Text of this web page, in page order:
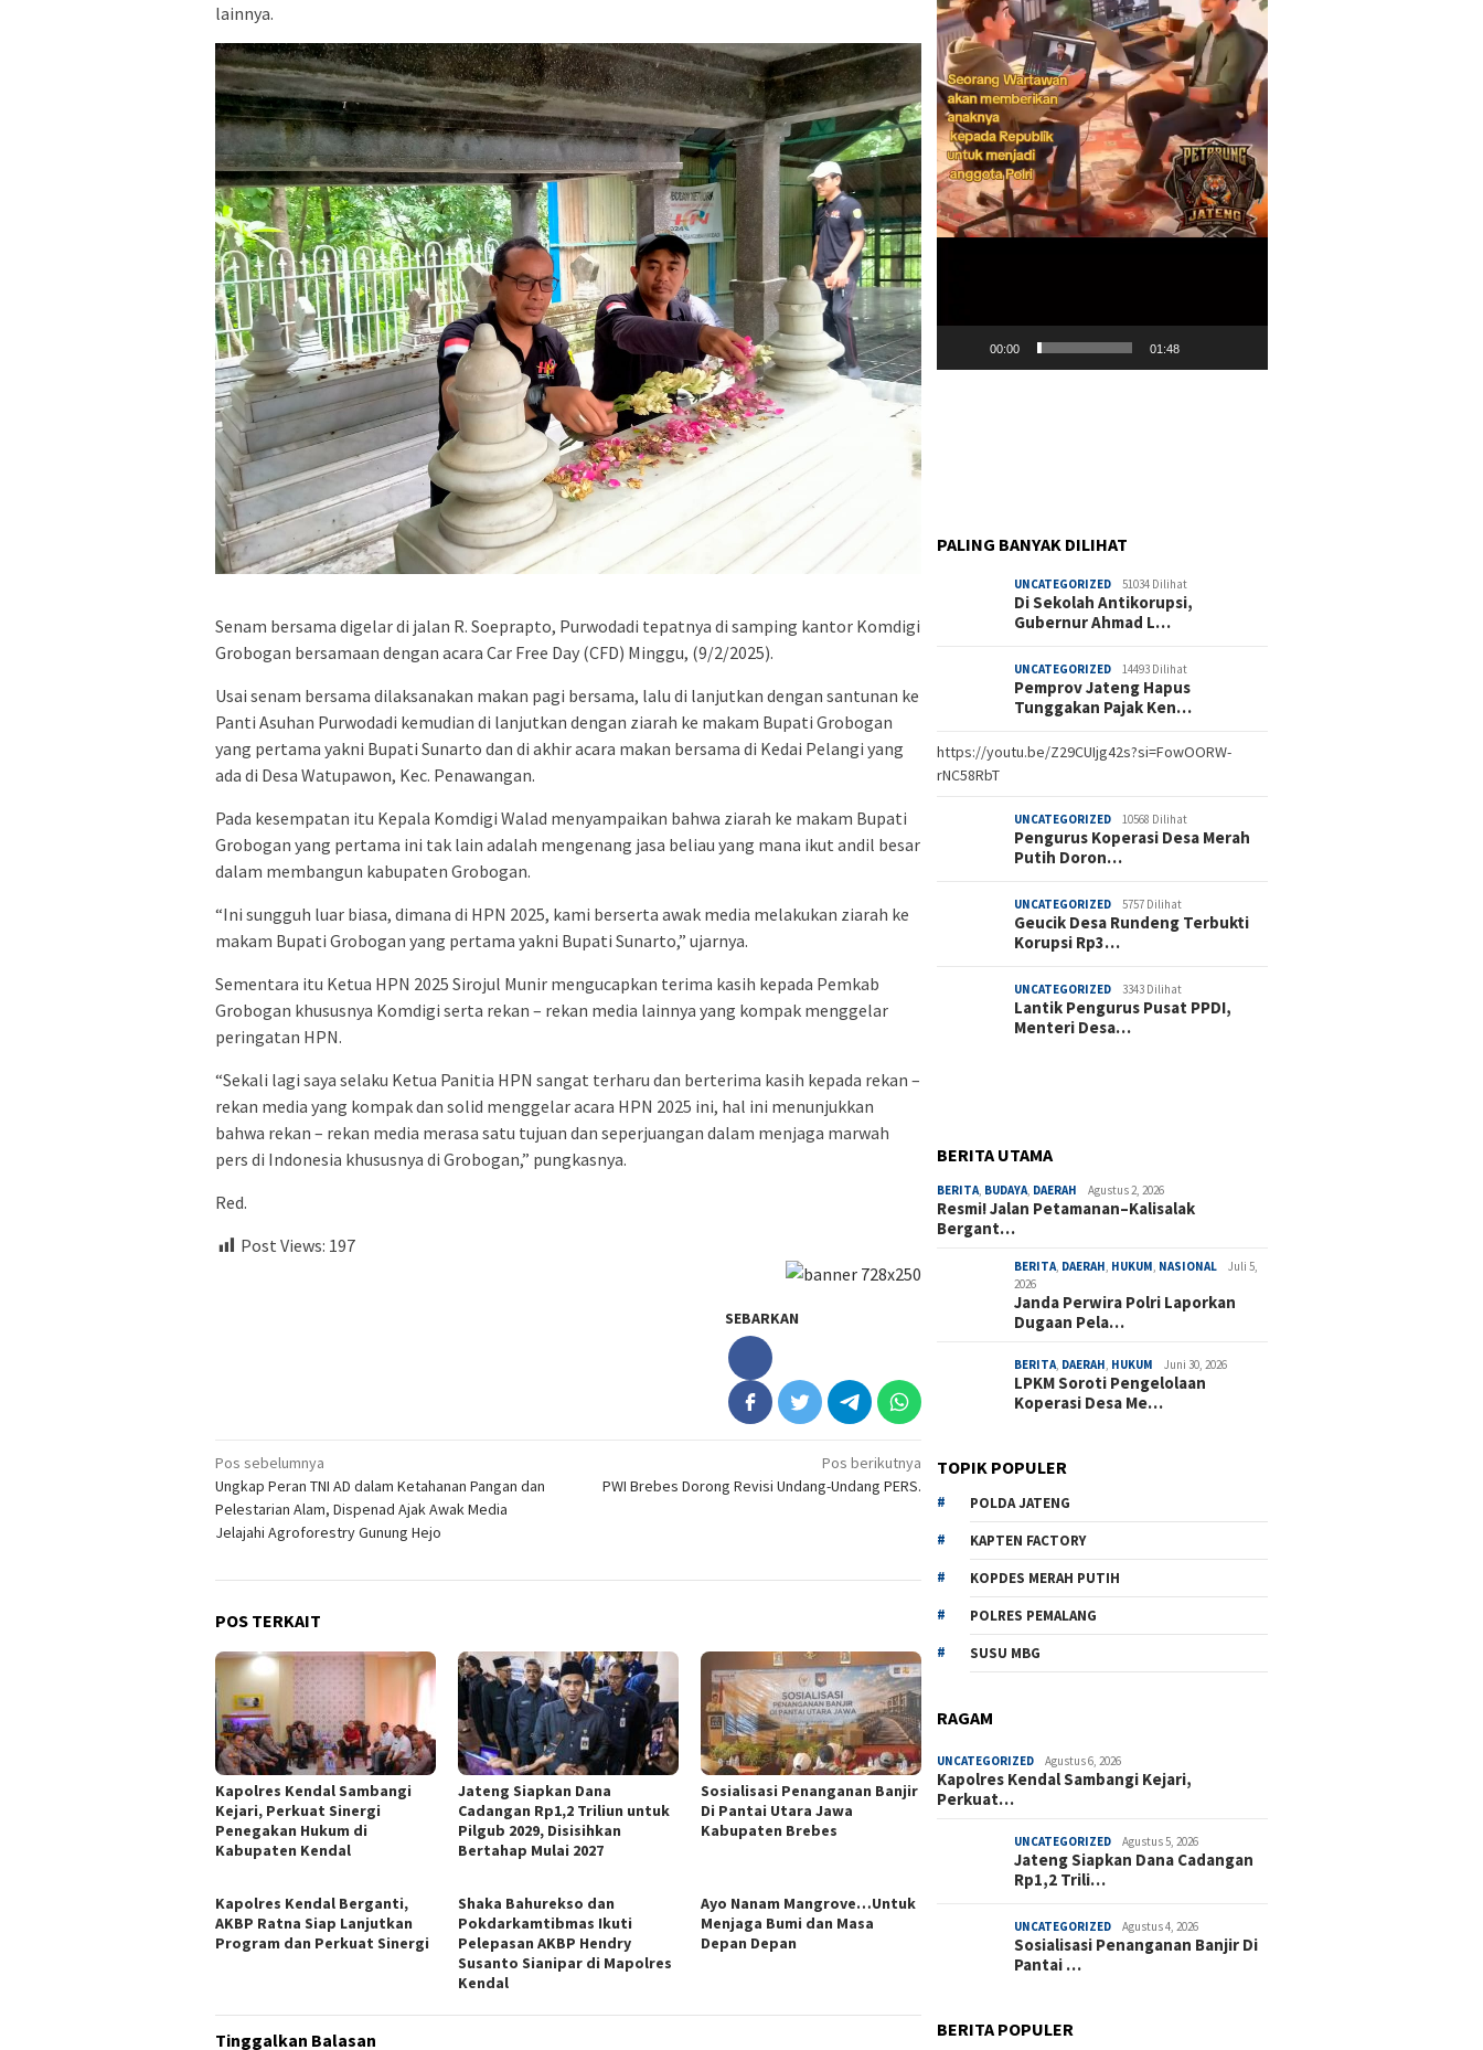
lainnya.
Senam bersama digelar di jalan R. Soeprapto, Purwodadi tepatnya di samping kantor Komdigi
Grobogan bersamaan dengan acara Car Free Day (CFD) Minggu, (9/2/2025).
Usai senam bersama dilaksanakan makan pagi bersama, lalu di lanjutkan dengan santunan ke
Panti Asuhan Purwodadi kemudian di lanjutkan dengan ziarah ke makam Bupati Grobogan
yang pertama yakni Bupati Sunarto dan di akhir acara makan bersama di Kedai Pelangi yang
ada di Desa Watupawon, Kec. Penawangan.
Pada kesempatan itu Kepala Komdigi Walad menyampaikan bahwa ziarah ke makam Bupati
Grobogan yang pertama ini tak lain adalah mengenang jasa beliau yang mana ikut andil besar
dalam membangun kabupaten Grobogan.
“Ini sungguh luar biasa, dimana di HPN 2025, kami berserta awak media melakukan ziarah ke
makam Bupati Grobogan yang pertama yakni Bupati Sunarto,” ujarnya.
Sementara itu Ketua HPN 2025 Sirojul Munir mengucapkan terima kasih kepada Pemkab
Grobogan khususnya Komdigi serta rekan – rekan media lainnya yang kompak menggelar
peringatan HPN.
“Sekali lagi saya selaku Ketua Panitia HPN sangat terharu dan berterima kasih kepada rekan –
rekan media yang kompak dan solid menggelar acara HPN 2025 ini, hal ini menunjukkan
bahwa rekan – rekan media merasa satu tujuan dan seperjuangan dalam menjaga marwah
pers di Indonesia khususnya di Grobogan,” pungkasnya.
Red.
Post Views: 197
SEBARKAN
Navigasi
pos
Pos sebelumnya
Ungkap Peran TNI AD dalam Ketahanan Pangan dan
Pelestarian Alam, Dispenad Ajak Awak Media
Jelajahi Agroforestry Gunung Hejo
Pos berikutnya
PWI Brebes Dorong Revisi Undang-Undang PERS.
POS TERKAIT
Kapolres Kendal Sambangi
Kejari, Perkuat Sinergi
Penegakan Hukum di
Kabupaten Kendal
Jateng Siapkan Dana
Cadangan Rp1,2 Triliun untuk
Pilgub 2029, Disisihkan
Bertahap Mulai 2027
Sosialisasi Penanganan Banjir
Di Pantai Utara Jawa
Kabupaten Brebes
Kapolres Kendal Berganti,
AKBP Ratna Siap Lanjutkan
Program dan Perkuat Sinergi
​Shaka Bahurekso dan
Pokdarkamtibmas Ikuti
Pelepasan AKBP Hendry
Susanto Sianipar di Mapolres
Kendal
Ayo Nanam Mangrove…Untuk
Menjaga Bumi dan Masa
Depan Depan
Tinggalkan Balasan
00:00 01:48
PALING BANYAK DILIHAT
UNCATEGORIZED 51034 Dilihat
Di Sekolah Antikorupsi,
Gubernur Ahmad L…
UNCATEGORIZED 14493 Dilihat
Pemprov Jateng Hapus
Tunggakan Pajak Ken…
https://youtu.be/Z29CUIjg42s?si=FowOORW-
rNC58RbT
UNCATEGORIZED 10568 Dilihat
Pengurus Koperasi Desa Merah
Putih Doron…
UNCATEGORIZED 5757 Dilihat
Geucik Desa Rundeng Terbukti
Korupsi Rp3…
UNCATEGORIZED 3343 Dilihat
Lantik Pengurus Pusat PPDI,
Menteri Desa…
BERITA UTAMA
BERITA, BUDAYA, DAERAH Agustus 2, 2026
Resmi! Jalan Petamanan–Kalisalak
Bergant…
BERITA, DAERAH, HUKUM, NASIONAL
Juli 5,
2026
Janda Perwira Polri Laporkan
Dugaan Pela…
BERITA, DAERAH, HUKUM Juni 30, 2026
LPKM Soroti Pengelolaan
Koperasi Desa Me…
TOPIK POPULER
POLDA JATENG
KAPTEN FACTORY
KOPDES MERAH PUTIH
POLRES PEMALANG
SUSU MBG
RAGAM
UNCATEGORIZED Agustus 6, 2026
Kapolres Kendal Sambangi Kejari,
Perkuat…
UNCATEGORIZED Agustus 5, 2026
Jateng Siapkan Dana Cadangan
Rp1,2 Trili…
UNCATEGORIZED Agustus 4, 2026
Sosialisasi Penanganan Banjir Di
Pantai …
BERITA POPULER